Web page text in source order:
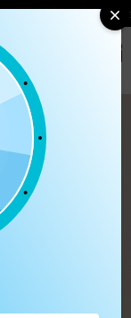
2 ÜRÜN VE ÜZERI